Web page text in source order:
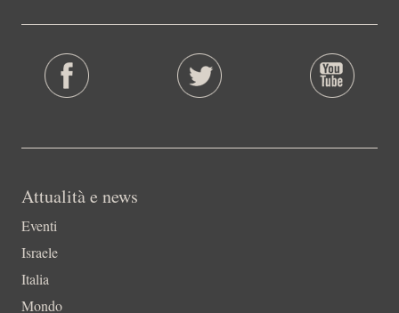
Attualità e news
Eventi
Israele
Italia
Mondo